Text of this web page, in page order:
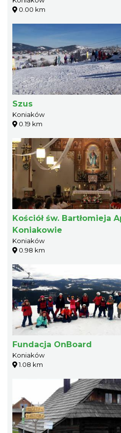
0.00 km
Szus
Koniaków
0.19 km
Kościół św. Bartłomieja
Koniakowie
Koniaków
0.98 km
Fundacja OnBoard
Koniaków
1.08 km